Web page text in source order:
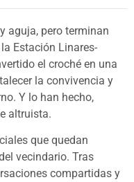
aguja, pero terminan
Estación Linares-
el croché en una
la convivencia y
Y lo han hecho,
altruista.
que quedan
vecindario. Tras
compartidas y